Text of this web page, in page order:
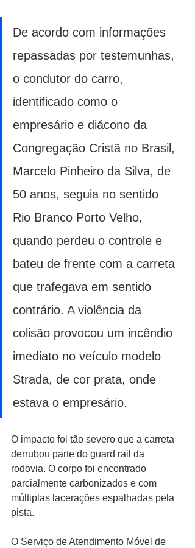
De acordo com informações
repassadas por testemunhas,
o condutor do carro,
identificado como o
empresário e diácono da
Congregação Cristã no Brasil,
Marcelo Pinheiro da Silva, de
50 anos, seguia no sentido
Rio Branco Porto Velho,
quando perdeu o controle e
bateu de frente com a carreta
que trafegava em sentido
contrário. A violência da
colisão provocou um incêndio
imediato no veículo modelo
Strada, de cor prata, onde
estava o empresário.
O impacto foi tão severo que a carreta
derrubou parte do guard rail da
rodovia. O corpo foi encontrado
parcialmente carbonizados e com
múltiplas lacerações espalhadas pela
pista.
O Serviço de Atendimento Móvel de